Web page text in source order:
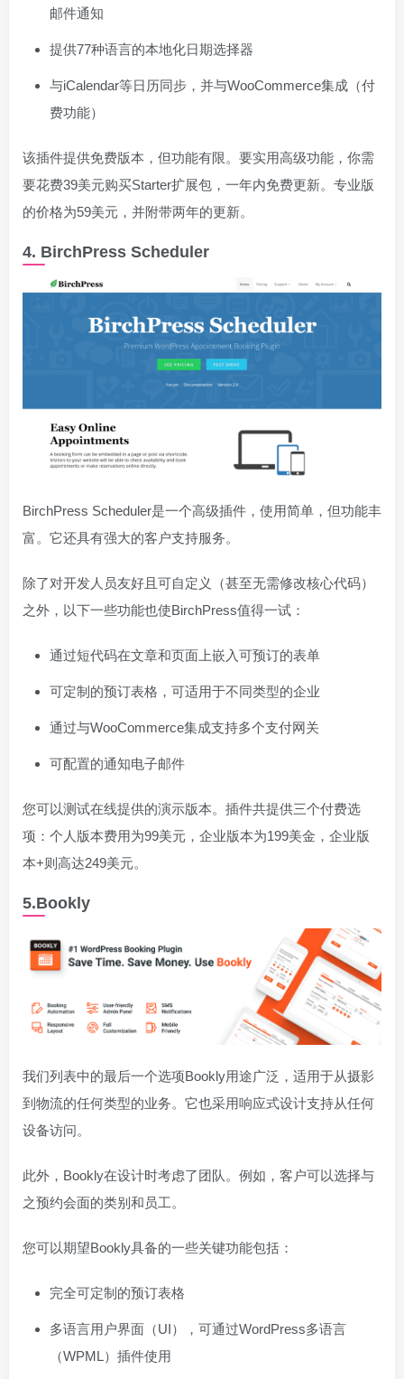
邮件通知
提供77种语言的本地化日期选择器
与iCalendar等日历同步，并与WooCommerce集成（付
费功能）
该插件提供免费版本，但功能有限。要实用高级功能，你需
要花费39美元购买Starter扩展包，一年内免费更新。专业版
的价格为59美元，并附带两年的更新。
4. BirchPress Scheduler
BirchPress Scheduler是一个高级插件，使用简单，但功能丰
富。它还具有强大的客户支持服务。
除了对开发人员友好且可自定义（甚至无需修改核心代码）
之外，以下一些功能也使BirchPress值得一试：
通过短代码在文章和页面上嵌入可预订的表单
可定制的预订表格，可适用于不同类型的企业
通过与WooCommerce集成支持多个支付网关
可配置的通知电子邮件
您可以测试在线提供的演示版本。插件共提供三个付费选
项：个人版本费用为99美元，企业版本为199美金，企业版
本+则高达249美元。
5.Bookly
我们列表中的最后一个选项Bookly用途广泛，适用于从摄影
到物流的任何类型的业务。它也采用响应式设计支持从任何
设备访问。
此外，Bookly在设计时考虑了团队。例如，客户可以选择与
之预约会面的类别和员工。
您可以期望Bookly具备的一些关键功能包括：
完全可定制的预订表格
多语言用户界面（UI），可通过WordPress多语言
（WPML）插件使用